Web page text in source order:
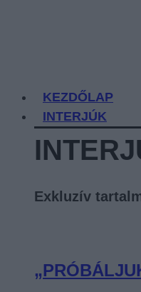
KEZDŐLAP
INTERJÚK
Exkluzív